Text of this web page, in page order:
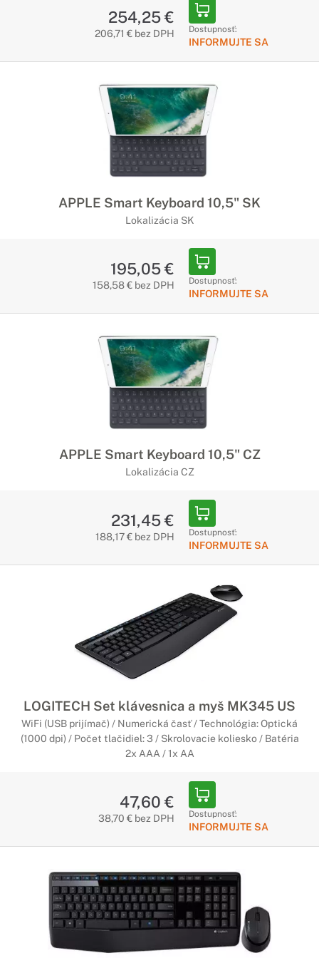
254,25 €
206,71 € bez DPH Dostupnosť:
INFORMUJTE SA
APPLE Smart Keyboard 10,5" SK
Lokalizácia SK
195,05 €
158,58 € bez DPH Dostupnosť:
INFORMUJTE SA
APPLE Smart Keyboard 10,5" CZ
Lokalizácia CZ
231,45 €
188,17 € bez DPH Dostupnosť:
INFORMUJTE SA
LOGITECH Set klávesnica a myš MK345 US
WiFi (USB prijímač) / Numerická časť / Technológia: Optická
(1000 dpi) / Počet tlačidiel: 3 / Skrolovacie koliesko / Batéria
2x AAA / 1x AA
47,60 €
38,70 € bez DPH Dostupnosť:
INFORMUJTE SA